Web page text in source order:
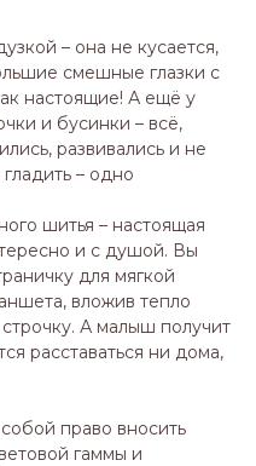
– она не кусается,
смешные глазки с
настоящие! А ещё у
и бусинки – всё,
развивались и не
– одно
шитья – настоящая
и с душой. Вы
для мягкой
вложив тепло
А малыш получит
расставаться ни дома,
право вносить
гаммы и